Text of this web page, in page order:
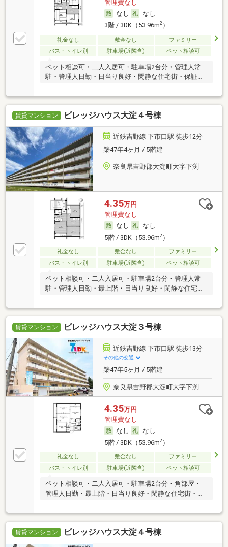
管理費なし
なし
なし
3階 / 3DK（53.96m2）
礼金なし 敷金なし
ファミリー
バス・トイレ別
駐車場(近隣含) ペット相談可
ペット相談可・二人入居可・駐車場2台分・管理人常
駐・管理人日勤・日当り良好・閑静な住宅街・保証人
不要／代行 ・ルームシェア可・高齢者相談・初期費用
カード決済可
賃貸マンション ビレッジハウス大淀４号棟
近鉄吉野線 下市口駅 徒歩12分
築47年4ヶ月 / 5階建
奈良県吉野郡大淀町大字下渕
4.35万円
管理費なし
なし
なし
5階 / 3DK（53.96m2）
礼金なし 敷金なし
ファミリー
バス・トイレ別
駐車場(近隣含) ペット相談可
ペット相談可・二人入居可・駐車場2台分・管理人常
駐・管理人日勤・最上階・日当り良好・閑静な住宅
談・初期費用カード決済可
賃貸マンション ビレッジハウス大淀３号棟
近鉄吉野線 下市口駅 徒歩13分
その他の交通
築47年5ヶ月 / 5階建
奈良県吉野郡大淀町大字下渕
4.35万円
管理費なし
なし
なし
5階 / 3DK（53.96m2）
礼金なし 敷金なし
ファミリー
バス・トイレ別
駐車場(近隣含) ペット相談可
ペット相談可・二人入居可・駐車場2台分・角部屋・
管理人日勤・最上階・日当り良好・閑静な住宅街・ル
賃貸マンション ビレッジハウス大淀４号棟